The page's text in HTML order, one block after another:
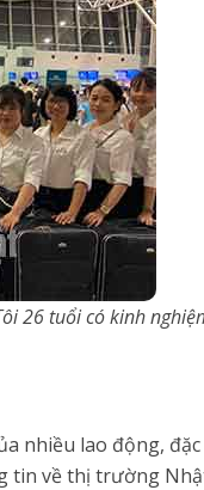
26 tuổi có kinh
nhiều lao động,
tin về thị trường